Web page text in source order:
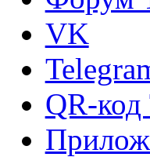
VK
QR-код